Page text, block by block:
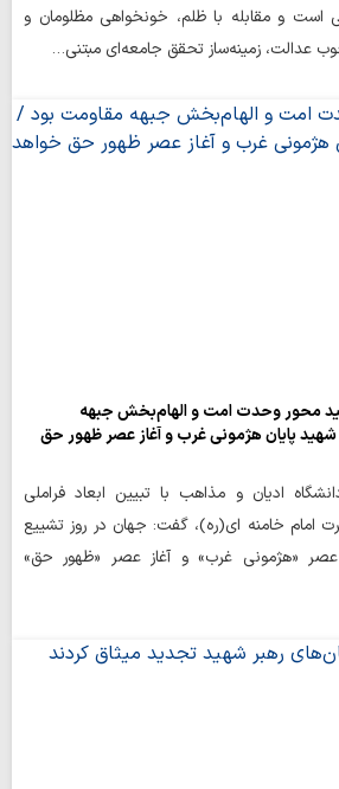
است و مقابله با ظلم، خونخواهی مظلومان و
عدالت، زمینه‌ساز تحقق جامعه‌ای مبتنی…
محور وحدت امت و الهام‌بخش جبهه
پایان هژمونی غرب و آغاز عصر ظهور حق
ادیان و مذاهب با تبیین ابعاد فراملی
خامنه ای(ره)، گفت: جهان در روز تشییع
عصر «هژمونی غرب» و آغاز عصر «ظهور حق»